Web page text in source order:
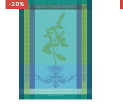
-20%